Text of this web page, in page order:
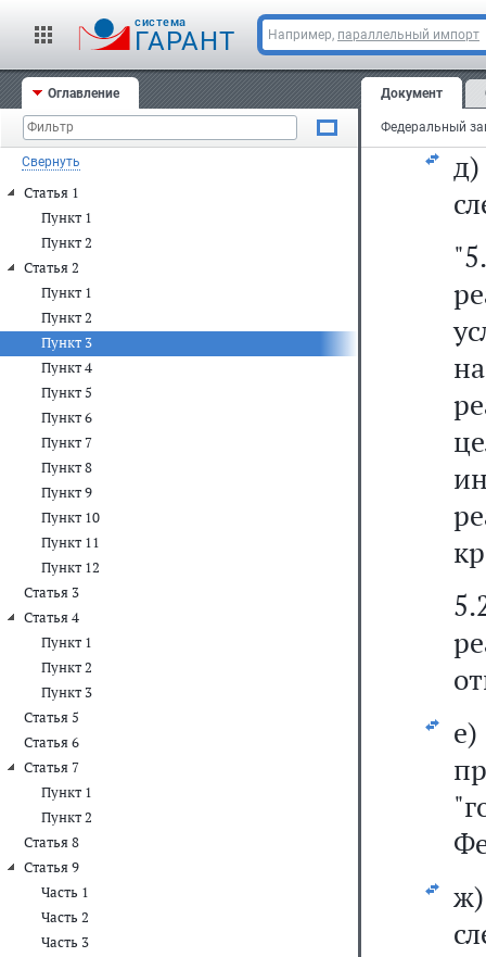
cистема
ГАРАНТ Например, параллельный импорт
Оглавление
Свернуть
Статья 1
Пункт 1
Пункт 2
Статья 2
Пункт 1
Пункт 2
Пункт 3
Пункт 4
Пункт 5
Пункт 6
Пункт 7
Пункт 8
Пункт 9
Пункт 10
Пункт 11
Пункт 12
Статья 3
Статья 4
Пункт 1
Пункт 2
Пункт 3
Статья 5
Статья 6
Статья 7
Пункт 1
Пункт 2
Статья 8
Статья 9
Часть 1
Часть 2
Часть 3
Документ
и